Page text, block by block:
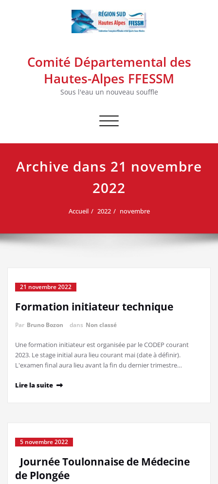
Comité Départemental des
Hautes-Alpes FFESSM
Sous l'eau un nouveau souffle
Afficher/masquer la navigation
Archive dans 21 novembre
2022
Accueil 2022 novembre
21 novembre 2022
Formation initiateur technique
Par Bruno Bozon dans Non classé
Une formation initiateur est organisée par le CODEP courant
2023. Le stage initial aura lieu courant mai (date à définir).
L'examen final aura lieu avant la fin du dernier trimestre…
Lire la suite
5 novembre 2022
Journée Toulonnaise de Médecine
de Plongée